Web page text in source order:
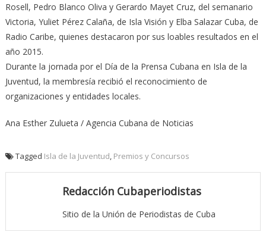
Rosell, Pedro Blanco Oliva y Gerardo Mayet Cruz, del semanario
Victoria, Yuliet Pérez Calaña, de Isla Visión y Elba Salazar Cuba, de
Radio Caribe, quienes destacaron por sus loables resultados en el
año 2015.
Durante la jornada por el Día de la Prensa Cubana en Isla de la
Juventud, la membresía recibió el reconocimiento de
organizaciones y entidades locales.
Ana Esther Zulueta / Agencia Cubana de Noticias
Tagged Isla de la Juventud Premios y Concursos
Redacción Cubaperiodistas
Sitio de la Unión de Periodistas de Cuba